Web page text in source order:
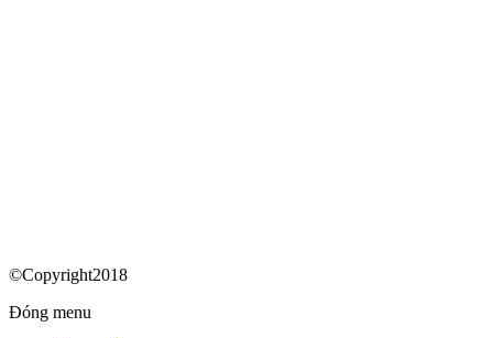
©Copyright2018
Đóng menu